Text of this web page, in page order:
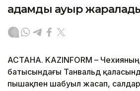
адамды ауыр
АСТАНА. KAZINFORM – Чехияның
батысындағы Танвальд
пышақпен шабуыл жасап,